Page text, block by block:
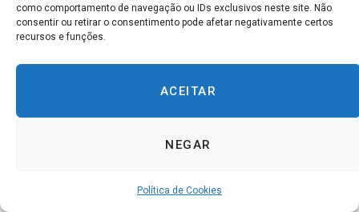
como comportamento de navegação ou IDs exclusivos neste site. Não
consentir ou retirar o consentimento pode afetar negativamente certos
recursos e funções.
ACEITAR
NEGAR
Política de Cookies
“Lama, existem passagens secretas sob o Potala? E
existe um lago subterrâneo sob o templo principal?”
O Lama sorriu novamente. “Você sabe tantas coisas que
me parece que já esteve em Lhasa. Eu não sei quando
esteve lá. Pouco importa se você estava lá agora ou com
você tem que ter sido ou um Lama muito importante,